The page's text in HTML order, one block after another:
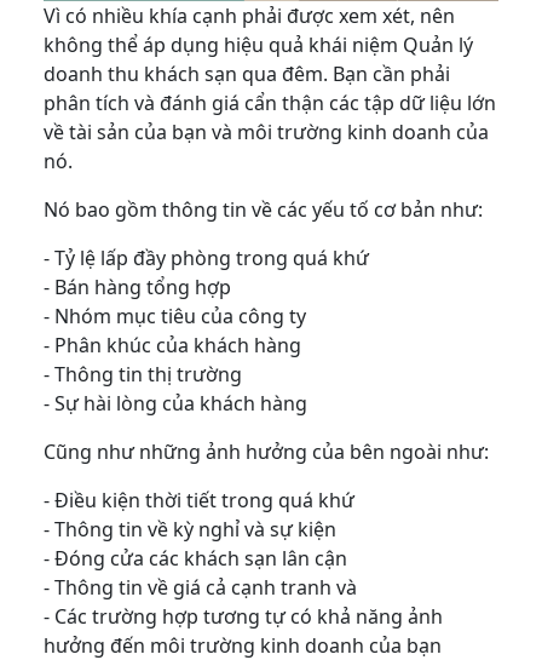
Vì có nhiều khía cạnh phải được xem xét, nên
không thể áp dụng hiệu quả khái niệm Quản lý
doanh thu khách sạn qua đêm. Bạn cần phải
phân tích và đánh giá cẩn thận các tập dữ liệu lớn
về tài sản của bạn và môi trường kinh doanh của
nó.
Nó bao gồm thông tin về các yếu tố cơ bản như:
- Tỷ lệ lấp đầy phòng trong quá khứ
- Bán hàng tổng hợp
- Nhóm mục tiêu của công ty
- Phân khúc của khách hàng
- Thông tin thị trường
- Sự hài lòng của khách hàng
Cũng như những ảnh hưởng của bên ngoài như:
- Điều kiện thời tiết trong quá khứ
- Thông tin về kỳ nghỉ và sự kiện
- Đóng cửa các khách sạn lân cận
- Thông tin về giá cả cạnh tranh và
- Các trường hợp tương tự có khả năng ảnh
hưởng đến môi trường kinh doanh của bạn